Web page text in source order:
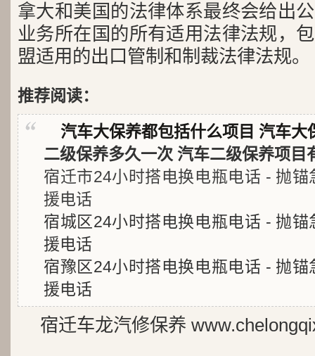
拿大和美国的法律体系最终会给出
业务所在国的所有适用法律法规，
盟适用的出口管制和制裁法律法规。
推荐阅读：
汽车大保养都包括什么项目 汽车大
二级保养多久一次 汽车二级保养项目
宿迁市24小时搭电换电瓶电话 - 抛
援电话
宿城区24小时搭电换电瓶电话 - 抛
援电话
宿豫区24小时搭电换电瓶电话 - 抛
援电话
宿迁车龙汽修保养